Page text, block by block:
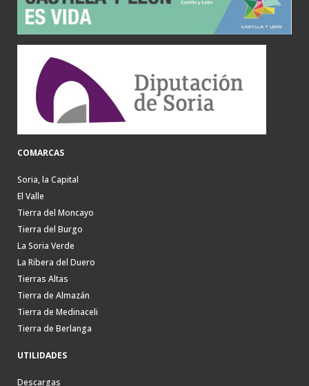
COMARCAS
Soria, la Capital
El Valle
Tierra del Moncayo
Tierra del Burgo
La Soria Verde
La Ribera del Duero
Tierras Altas
Tierra de Almazán
Tierra de Medinaceli
Tierra de Berlanga
UTILIDADES
Descargas